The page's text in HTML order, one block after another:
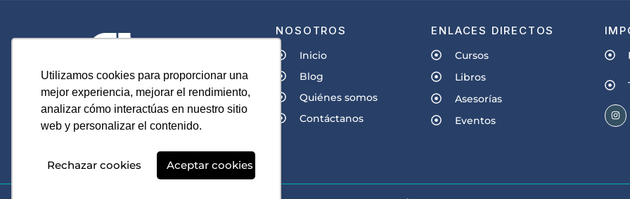
Utilizamos cookies para proporcionar una
mejor experiencia, mejorar el rendimiento,
analizar cómo interactúas en nuestro sitio
web y personalizar el contenido.
Rechazar cookies Aceptar cookies
NOSOTROS
Inicio
Blog
Quiénes somos
Contáctanos
ENLACES DIRECTOS
Cursos
Libros
Asesorías
Eventos